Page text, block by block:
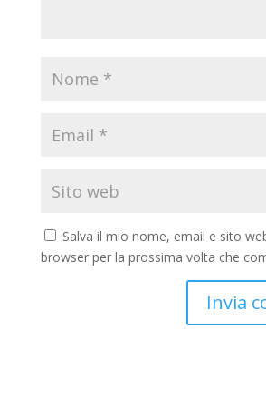
Salva il mio nome, email e sito
browser per la prossima volta che